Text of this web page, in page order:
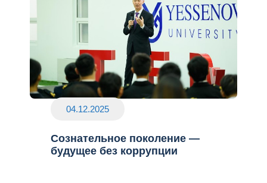
04.12.2025
Сознательное поколение —
будущее без коррупции